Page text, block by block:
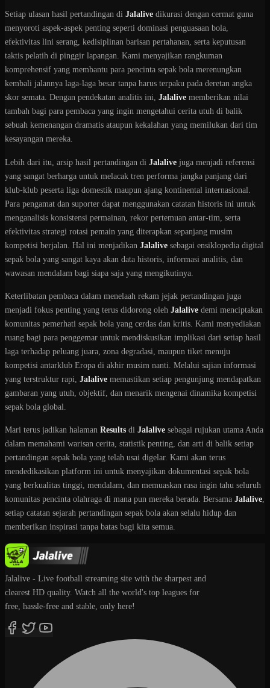
Setiap ulasan hasil pertandingan di Jalalive dikurasi dengan cermat guna
menyoroti aspek-aspek penting seperti dominasi penguasaan bola,
efektivitas lini serang, kedisiplinan barisan pertahanan, serta keputusan
taktis pelatih di pinggir lapangan. Kami menyajikan rangkuman
komprehensif yang membantu para pencinta sepak bola merenungkan
kembali jalannya laga-laga besar tanpa harus terpaku pada deretan angka
skor semata. Dengan pendekatan analitis ini, Jalalive memberikan nilai
tambah bagi para pembaca yang ingin mengetahui cerita utuh di balik
sebuah kemenangan dramatis ataupun kekalahan yang memilukan dari tim
kesayangan mereka.
Lebih dari itu, arsip hasil pertandingan di Jalalive juga menjadi referensi
yang sangat berharga untuk melacak tren performa jangka panjang dari
klub-klub peserta liga domestik maupun ajang kontinental internasional.
Para pengamat dan suporter dapat menggunakan catatan historis ini untuk
menganalisis konsistensi permainan, rekor pertemuan antar-tim, serta
efektivitas strategi rotasi pemain yang diterapkan sepanjang musim
kompetisi berjalan. Hal ini menjadikan Jalalive sebagai ensiklopedia digital
sepak bola yang sangat kaya akan data historis, informasi analitis, dan
wawasan mendalam bagi siapa saja yang mengikutinya.
Keterlibatan pembaca dalam menelaah rekam jejak pertandingan juga
menjadi fokus penting yang terus didorong oleh Jalalive demi menciptakan
komunitas pemerhati sepak bola yang cerdas dan kritis. Kami menyediakan
ruang bagi para penggemar untuk mendiskusikan implikasi dari setiap hasil
laga terhadap peluang juara, zona degradasi, maupun tiket menuju
kompetisi antarklub Eropa di akhir musim nanti. Melalui sajian informasi
yang terstruktur rapi, Jalalive memastikan setiap pengunjung mendapatkan
gambaran yang utuh, objektif, dan menarik mengenai dinamika kompetisi
sepak bola global.
Mari terus jadikan halaman Results di Jalalive sebagai rujukan utama Anda
dalam memahami warisan cerita, statistik penting, dan arti di balik setiap
pertandingan sepak bola yang telah usai digelar. Kami akan terus
mendedikasikan platform ini untuk menyajikan dokumentasi sepak bola
yang berkualitas tinggi, mendalam, dan memuaskan rasa ingin tahu seluruh
komunitas pencinta olahraga di mana pun mereka berada. Bersama Jalalive,
setiap catatan sejarah pertandingan sepak bola akan selalu hidup dan
memberikan inspirasi tanpa batas bagi kita semua.
Jalalive - Live football streaming site with the sharpest and
clearest HD quality. Watch all the world's top leagues for
free, hassle-free and stable, only here!